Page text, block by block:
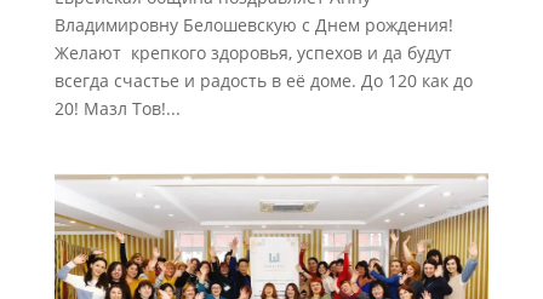
Владимировну Белошевскую с Днем рождения!
Желают крепкого здоровья, успехов и да будут
всегда счастье и радость в её доме. До 120 как до
20! Мазл Тов!...